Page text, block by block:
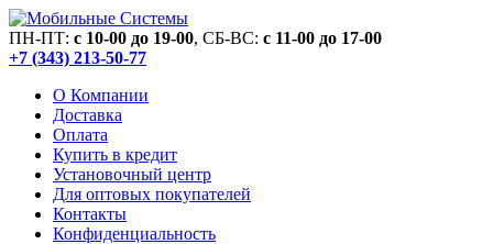
ПН-ПТ: c 10-00 до 19-00, СБ-ВС: c 11-00 до 17-00
+7 (343) 213-50-77
О Компании
Доставка
Оплата
Купить в кредит
Установочный центр
Для оптовых покупателей
Контакты
Конфиденциальность